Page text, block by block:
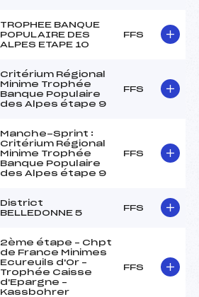
TROPHEE BANQUE
POPULAIRE DES
ALPES ETAPE 10
FFS
Critérium Régional
Minime Trophée
Banque Populaire
des Alpes étape 9
FFS
Manche-Sprint :
Critérium Régional
Minime Trophée
Banque Populaire
des Alpes étape 9
FFS
District
BELLEDONNE 5
FFS
2ème étape – Chpt
de France Minimes
Ecureuils d'Or –
Trophée Caisse
d'Epargne –
Kassbohrer
FFS